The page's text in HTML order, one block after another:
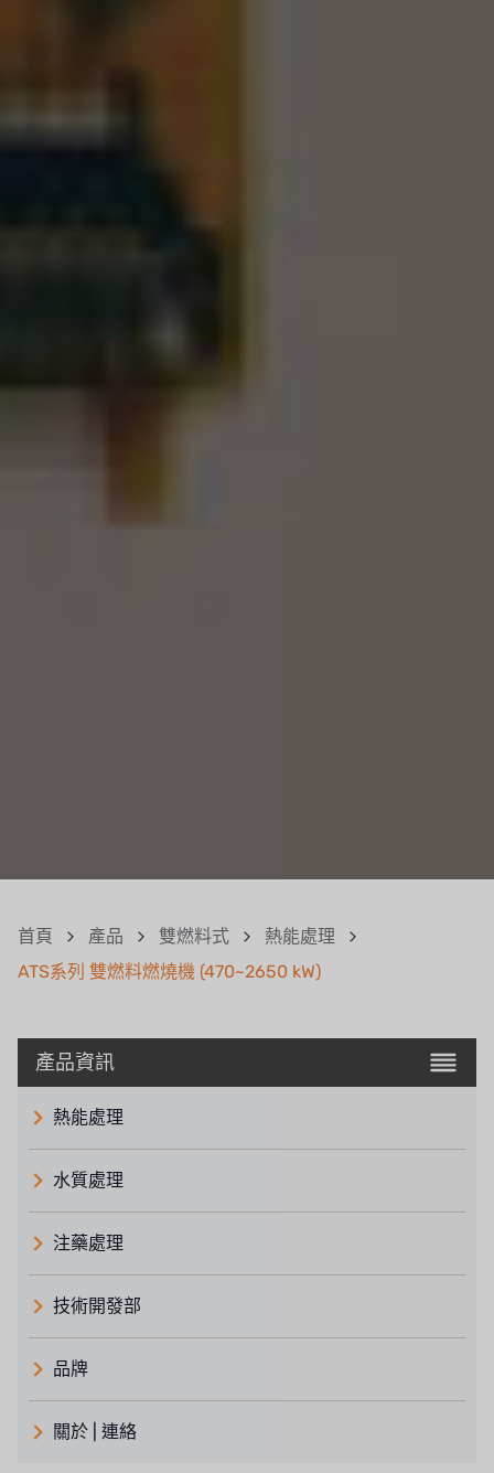
首頁 產品 雙燃料式
熱能處理
ATS系列 雙燃料燃燒機 (470~2650 kW)
產品資訊
熱能處理
水質處理
注藥處理
技術開發部
品牌
義大利 ATLAS
關於 | 連絡